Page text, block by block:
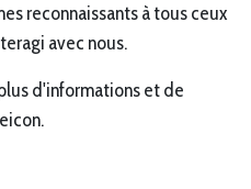
reconnaissants à tous ceux
avec nous.
d'informations et de